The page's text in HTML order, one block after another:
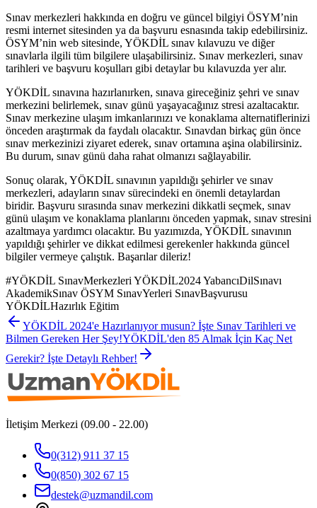
Sınav merkezleri hakkında en doğru ve güncel bilgiyi ÖSYM’nin
resmi internet sitesinden ya da başvuru esnasında takip edebilirsiniz.
ÖSYM’nin web sitesinde, YÖKDİL sınav kılavuzu ve diğer
sınavlarla ilgili tüm bilgilere ulaşabilirsiniz. Sınav merkezleri, sınav
tarihleri ve başvuru koşulları gibi detaylar bu kılavuzda yer alır.
YÖKDİL sınavına hazırlanırken, sınava gireceğiniz şehri ve sınav
merkezini belirlemek, sınav günü yaşayacağınız stresi azaltacaktır.
Sınav merkezine ulaşım imkanlarınızı ve konaklama alternatiflerinizi
önceden araştırmak da faydalı olacaktır. Sınavdan birkaç gün önce
sınav merkezinizi ziyaret ederek, sınav ortamına aşina olabilirsiniz.
Bu durum, sınav günü daha rahat olmanızı sağlayabilir.
Sonuç olarak, YÖKDİL sınavının yapıldığı şehirler ve sınav
merkezleri, adayların sınav sürecindeki en önemli detaylardan
biridir. Başvuru sırasında sınav merkezini dikkatli seçmek, sınav
günü ulaşım ve konaklama planlarını önceden yapmak, sınav stresini
azaltmaya yardımcı olacaktır. Bu yazımızda, YÖKDİL sınavının
yapıldığı şehirler ve dikkat edilmesi gerekenler hakkında güncel
bilgiler vermeye çalıştık. Başarılar dileriz!
#YÖKDİL SınavMerkezleri YÖKDİL2024 YabancıDilSınavı
AkademikSınav ÖSYM SınavYerleri SınavBaşvurusu
YÖKDİLHazırlık Eğitim
YÖKDİL 2024'e Hazırlanıyor musun? İşte Sınav Tarihleri ve
Bilmen Gereken Her Şey!YÖKDİL'den 85 Almak İçin Kaç Net
Gerekir? İşte Detaylı Rehber!
İletişim Merkezi (09.00 - 22.00)
0(312) 911 37 15
0(850) 302 67 15
destek@uzmandil.com